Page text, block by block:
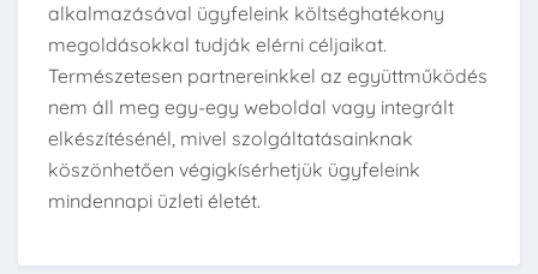
alkalmazásával ügyfeleink költséghatékony
megoldásokkal tudják elérni céljaikat.
Természetesen partnereinkkel az együttműködés
nem áll meg egy-egy weboldal vagy integrált
elkészítésénél, mivel szolgáltatásainknak
köszönhetően végigkísérhetjük ügyfeleink
mindennapi üzleti életét.